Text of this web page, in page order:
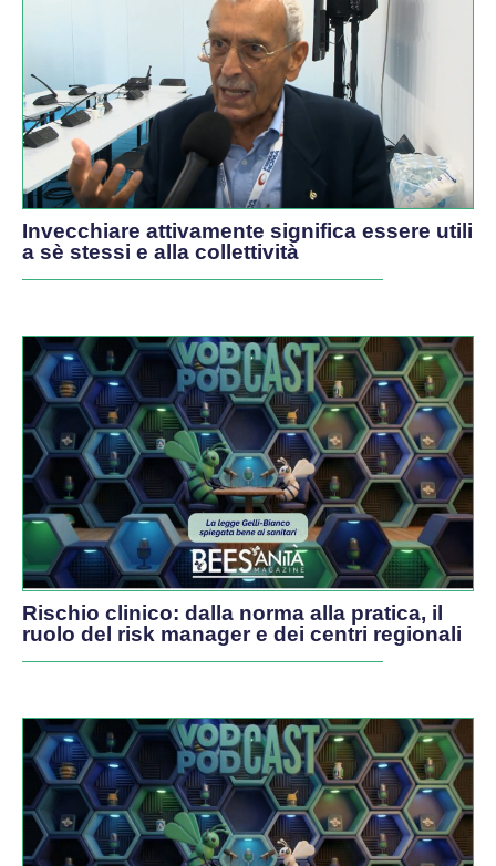
Invecchiare attivamente significa essere utili
a sè stessi e alla collettività
PODCAST
Rischio clinico: dalla norma alla pratica, il
ruolo del risk manager e dei centri regionali